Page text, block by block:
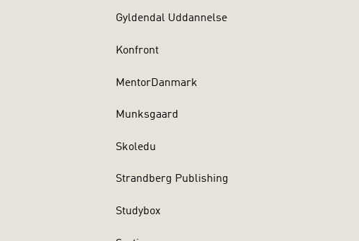
Gyldendal Uddannelse
Konfront
MentorDanmark
Munksgaard
Skoledu
Strandberg Publishing
Studybox